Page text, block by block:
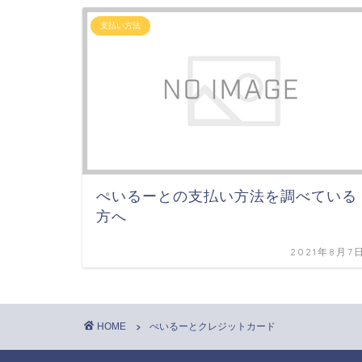
支払い方法
ぺいるーとの支払い方法を調べている
方へ
2021年8月7
HOME ぺいるーとクレジットカード